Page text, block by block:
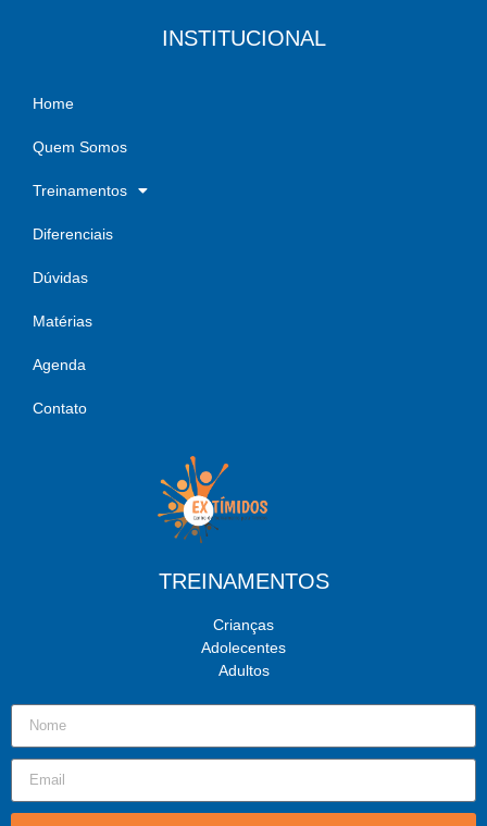
INSTITUCIONAL
Home
Quem Somos
Treinamentos
Diferenciais
Dúvidas
Matérias
Agenda
Contato
TREINAMENTOS
Crianças
Adolecentes
Adultos